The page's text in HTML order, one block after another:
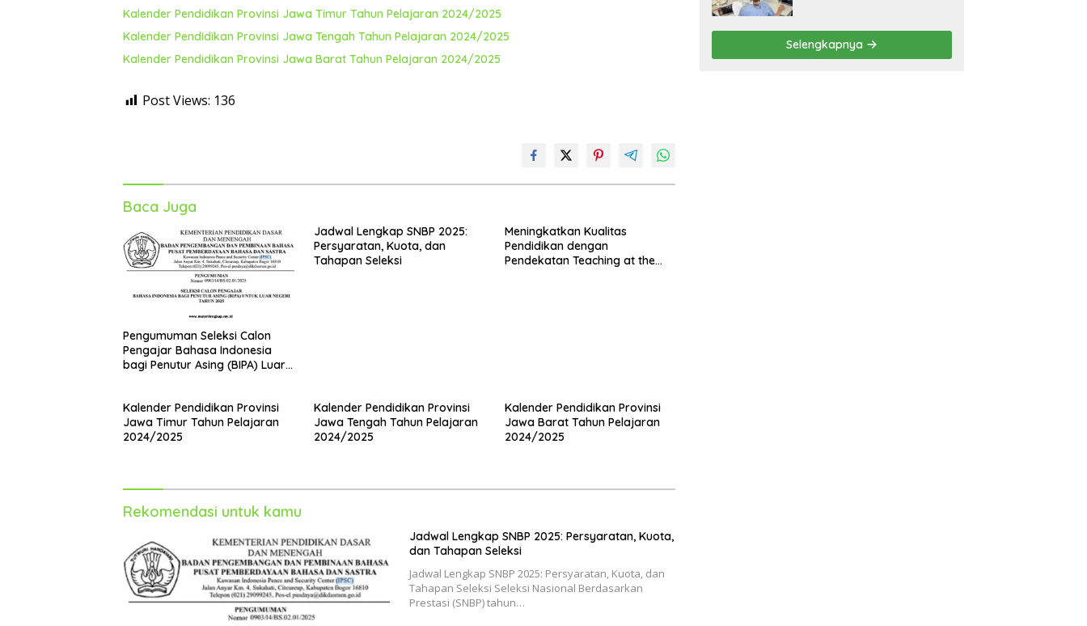
Kalender Pendidikan Provinsi Jawa Timur Tahun Pelajaran 2024/2025
Kalender Pendidikan Provinsi Jawa Tengah Tahun Pelajaran 2024/2025
Kalender Pendidikan Provinsi Jawa Barat Tahun Pelajaran 2024/2025
Post Views: 136
Baca Juga
Pengumuman Seleksi Calon
Pengajar Bahasa Indonesia
bagi Penutur Asing (BIPA) Luar
Jadwal Lengkap SNBP 2025:
Persyaratan, Kuota, dan
Tahapan Seleksi
Meningkatkan Kualitas
Pendidikan dengan
Pendekatan Teaching at the
Kalender Pendidikan Provinsi
Jawa Timur Tahun Pelajaran
2024/2025
Kalender Pendidikan Provinsi
Jawa Tengah Tahun Pelajaran
2024/2025
Kalender Pendidikan Provinsi
Jawa Barat Tahun Pelajaran
2024/2025
Rekomendasi untuk kamu
Jadwal Lengkap SNBP 2025: Persyaratan, Kuota,
dan Tahapan Seleksi
Jadwal Lengkap SNBP 2025: Persyaratan, Kuota, dan
Tahapan Seleksi Seleksi Nasional Berdasarkan
Prestasi (SNBP) tahun…
Selengkapnya